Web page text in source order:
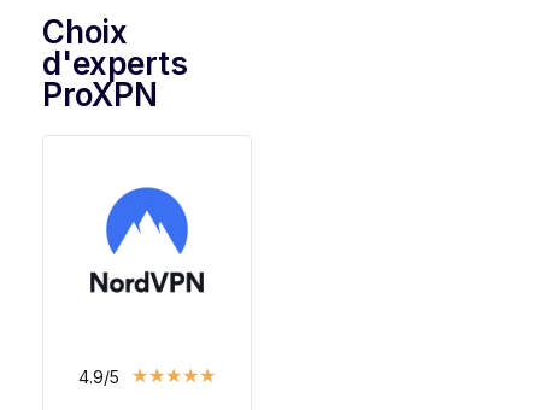
Choix
d'experts
ProXPN
4.9/5 ★★★★★